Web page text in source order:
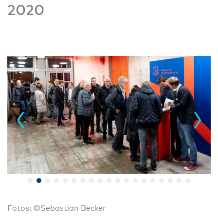
2020
Fotos: ©Sebastian Becker